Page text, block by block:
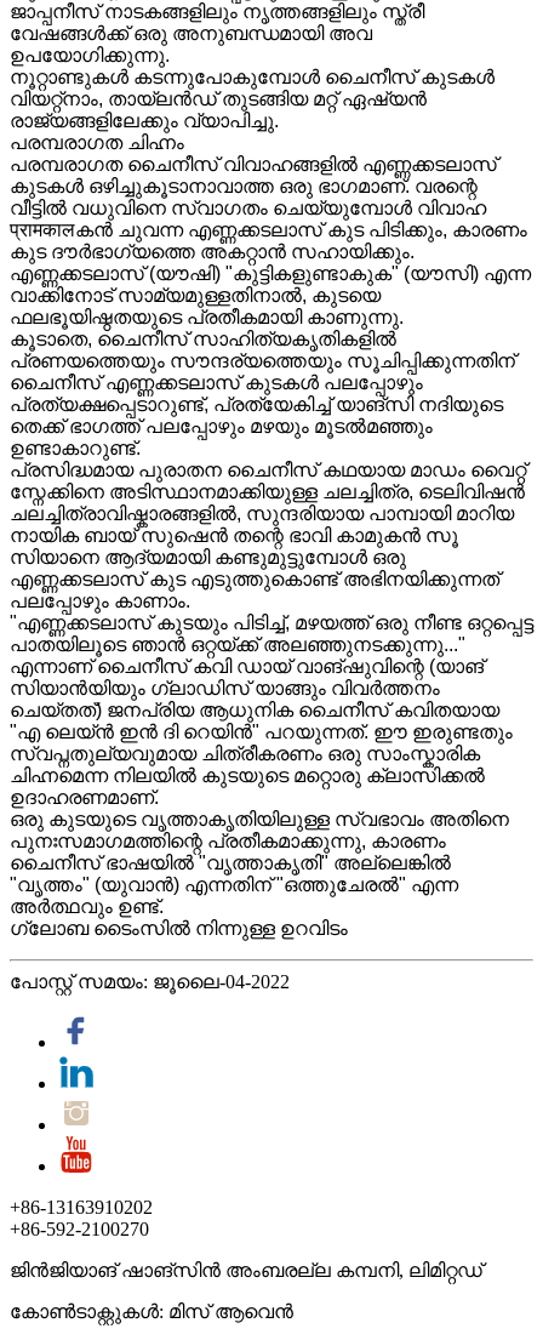
ജാപ്പനീസ് നാടകങ്ങളിലും നൃത്തങ്ങളിലും സ്ത്രീ
വേഷങ്ങൾക്ക് ഒരു അനുബന്ധമായി അവ
ഉപയോഗിക്കുന്നു.
നൂറ്റാണ്ടുകൾ കടന്നുപോകുമ്പോൾ ചൈനീസ് കുടകൾ
വിയറ്റ്നാം, തായ്‌ലൻഡ് തുടങ്ങിയ മറ്റ് ഏഷ്യൻ
രാജ്യങ്ങളിലേക്കും വ്യാപിച്ചു.
പരമ്പരാഗത ചിഹ്നം
പരമ്പരാഗത ചൈനീസ് വിവാഹങ്ങളിൽ എണ്ണക്കടലാസ്
കുടകൾ ഒഴിച്ചുകൂടാനാവാത്ത ഒരു ഭാഗമാണ്. വരന്റെ
വീട്ടിൽ വധുവിനെ സ്വാഗതം ചെയ്യുമ്പോൾ വിവാഹ
प्रामकालകൻ ചുവന്ന എണ്ണക്കടലാസ് കുട പിടിക്കും, കാരണം
കുട ദൗർഭാഗ്യത്തെ അകറ്റാൻ സഹായിക്കും.
എണ്ണക്കടലാസ് (യൗഷി) "കുട്ടികളുണ്ടാകുക" (യൗസി) എന്ന
വാക്കിനോട് സാമ്യമുള്ളതിനാൽ, കുടയെ
ഫലഭൂയിഷ്ഠതയുടെ പ്രതീകമായി കാണുന്നു.
കൂടാതെ, ചൈനീസ് സാഹിത്യകൃതികളിൽ
പ്രണയത്തെയും സൗന്ദര്യത്തെയും സൂചിപ്പിക്കുന്നതിന്
ചൈനീസ് എണ്ണക്കടലാസ് കുടകൾ പലപ്പോഴും
പ്രത്യക്ഷപ്പെടാറുണ്ട്, പ്രത്യേകിച്ച് യാങ്‌സി നദിയുടെ
തെക്ക് ഭാഗത്ത് പലപ്പോഴും മഴയും മൂടൽമഞ്ഞും
ഉണ്ടാകാറുണ്ട്.
പ്രസിദ്ധമായ പുരാതന ചൈനീസ് കഥയായ മാഡം വൈറ്റ്
സ്നേക്കിനെ അടിസ്ഥാനമാക്കിയുള്ള ചലച്ചിത്ര, ടെലിവിഷൻ
ചലച്ചിത്രാവിഷ്കാരങ്ങളിൽ, സുന്ദരിയായ പാമ്പായി മാറിയ
നായിക ബായ് സുഷെൻ തന്റെ ഭാവി കാമുകൻ സൂ
സിയാനെ ആദ്യമായി കണ്ടുമുട്ടുമ്പോൾ ഒരു
എണ്ണക്കടലാസ് കുട എടുത്തുകൊണ്ട് അഭിനയിക്കുന്നത്
പലപ്പോഴും കാണാം.
"എണ്ണക്കടലാസ് കുടയും പിടിച്ച്, മഴയത്ത് ഒരു നീണ്ട ഒറ്റപ്പെട്ട
പാതയിലൂടെ ഞാൻ ഒറ്റയ്ക്ക് അലഞ്ഞുനടക്കുന്നു..."
എന്നാണ് ചൈനീസ് കവി ഡായ് വാങ്ഷുവിന്റെ (യാങ്
സിയാൻയിയും ഗ്ലാഡിസ് യാങ്ങും വിവർത്തനം
ചെയ്തത്) ജനപ്രിയ ആധുനിക ചൈനീസ് കവിതയായ
"എ ലെയ്ൻ ഇൻ ദി റെയിൻ" പറയുന്നത്. ഈ ഇരുണ്ടതും
സ്വപ്നതുല്യവുമായ ചിത്രീകരണം ഒരു സാംസ്കാരിക
ചിഹ്നമെന്ന നിലയിൽ കുടയുടെ മറ്റൊരു ക്ലാസിക്കൽ
ഉദാഹരണമാണ്.
ഒരു കുടയുടെ വൃത്താകൃതിയിലുള്ള സ്വഭാവം അതിനെ
പുനഃസമാഗമത്തിന്റെ പ്രതീകമാക്കുന്നു, കാരണം
ചൈനീസ് ഭാഷയിൽ "വൃത്താകൃതി" അല്ലെങ്കിൽ
"വൃത്തം" (യുവാൻ) എന്നതിന് "ഒത്തുചേരൽ" എന്ന
അർത്ഥവും ഉണ്ട്.
ഗ്ലോബ ടൈംസിൽ നിന്നുള്ള ഉറവിടം
പോസ്റ്റ് സമയം: ജൂലൈ-04-2022
+86-13163910202
+86-592-2100270
ജിൻജിയാങ് ഷാങ്‌സിൻ അംബരല്ല കമ്പനി, ലിമിറ്റഡ്
കോൺടാക്റ്റുകൾ: മിസ് ആവെൻ